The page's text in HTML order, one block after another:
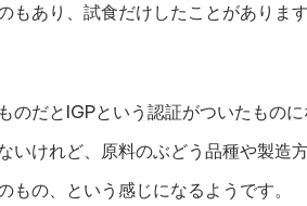
もあり、試食だけしたことがありま
のだとIGPという認証がついたもの
いけれど、原料のぶどう品種や製造
もの、という感じになるようです。